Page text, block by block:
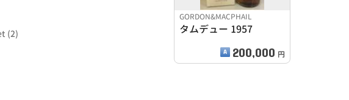
(2)
GORDON&MACPHAIL
タムデュー 1957
200,000 円